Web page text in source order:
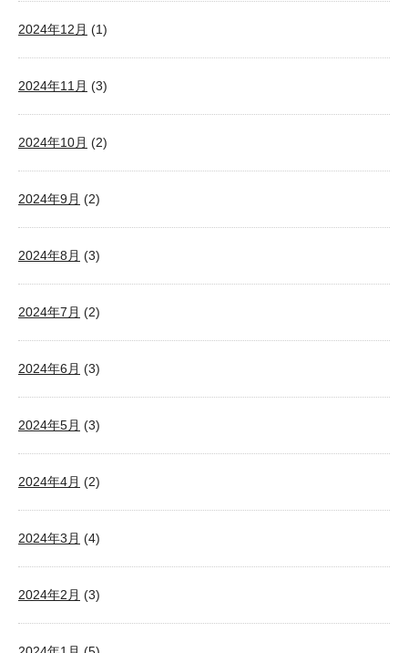
2024年12月 (1)
2024年11月 (3)
2024年10月 (2)
2024年9月 (2)
2024年8月 (3)
2024年7月 (2)
2024年6月 (3)
2024年5月 (3)
2024年4月 (2)
2024年3月 (4)
2024年2月 (3)